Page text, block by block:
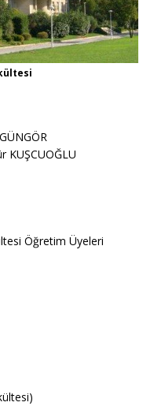
KUŞCUOĞLU
Öğretim Üyeleri